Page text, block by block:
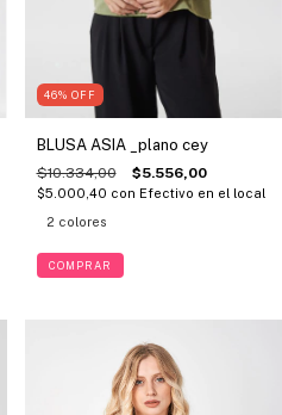
46% OFF
BLUSA ASIA _plano cey
$10.334,00 $5.556,00
$5.000,40 con Efectivo en el local
2 colores
COMPRAR